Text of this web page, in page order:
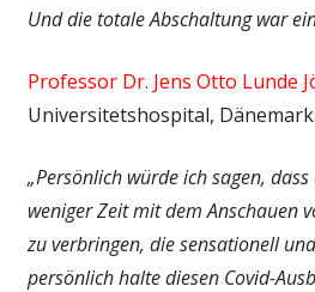
Und die totale Abschaltung war
Professor Dr. Jens Otto Lunde
Universitetshospital, Dänemark.
„Persönlich würde ich sagen,
weniger Zeit mit dem Anschauen
zu verbringen, die sensationell
persönlich halte diesen Covid-